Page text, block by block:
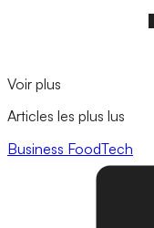
Voir plus
Articles les plus lus
Business FoodTech